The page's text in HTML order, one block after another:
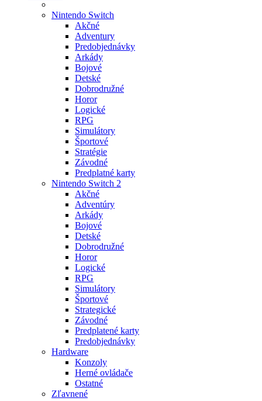
Nintendo Switch
Akčné
Adventury
Predobjednávky
Arkády
Bojové
Detské
Dobrodružné
Horor
Logické
RPG
Simulátory
Športové
Stratégie
Závodné
Predplatné karty
Nintendo Switch 2
Akčné
Adventúry
Arkády
Bojové
Detské
Dobrodružné
Horor
Logické
RPG
Simulátory
Športové
Strategické
Závodné
Predplatené karty
Predobjednávky
Hardware
Konzoly
Herné ovládače
Ostatné
Zľavnené